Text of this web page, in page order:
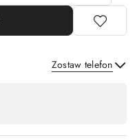
Zostaw telefon